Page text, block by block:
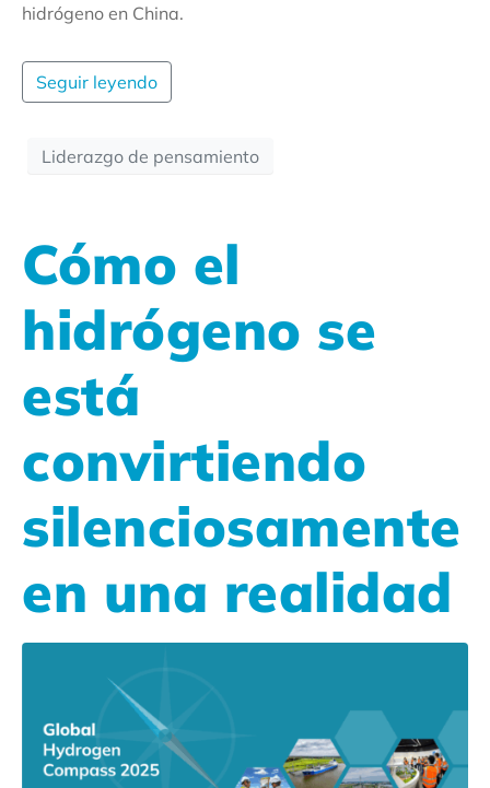
hidrógeno en China.
Seguir leyendo
Liderazgo de pensamiento
Cómo el
hidrógeno se
está
convirtiendo
silenciosamente
en una realidad